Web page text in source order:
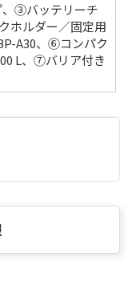
③バッテリーチ
ホルダー／固定用
A30、⑥コンパク
L、⑦バリア付き